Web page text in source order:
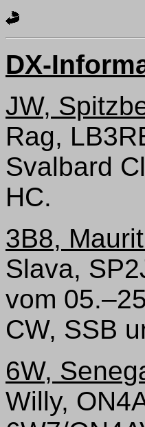
DX-
JW,
Rag,
Svalbard
HC.
3B8,
Slava,
vom
CW, SSB
6W,
Willy,